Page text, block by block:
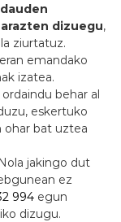
dizuegu,
ziurtatuz.
emandako
izatea.
behar al
eskertuko
ohar bat uztea
jakingo dut
ez
994egun
dizugu.